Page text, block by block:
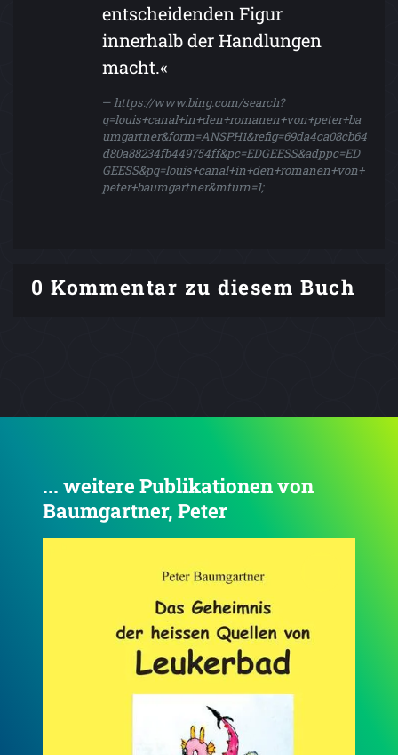
entscheidenden Figur
innerhalb der Handlungen
macht.«
https://www.bing.com/search?
q=louis+canal+in+den+romanen+von+peter+ba
umgartner&form=ANSPH1&refig=69da4ca08cb64
d80a88234fb449754ff&pc=EDGEESS&adppc=ED
GEESS&pq=louis+canal+in+den+romanen+von+
peter+baumgartner&mturn=1;
0 Kommentar zu diesem Buch
... weitere Publikationen von
Baumgartner, Peter